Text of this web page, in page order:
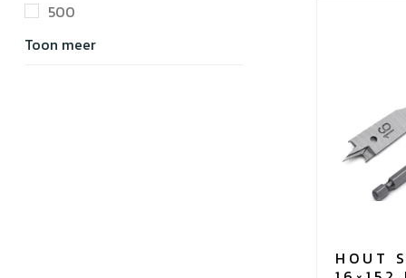
500
Toon meer
mm
B/C
aantal
HOUT